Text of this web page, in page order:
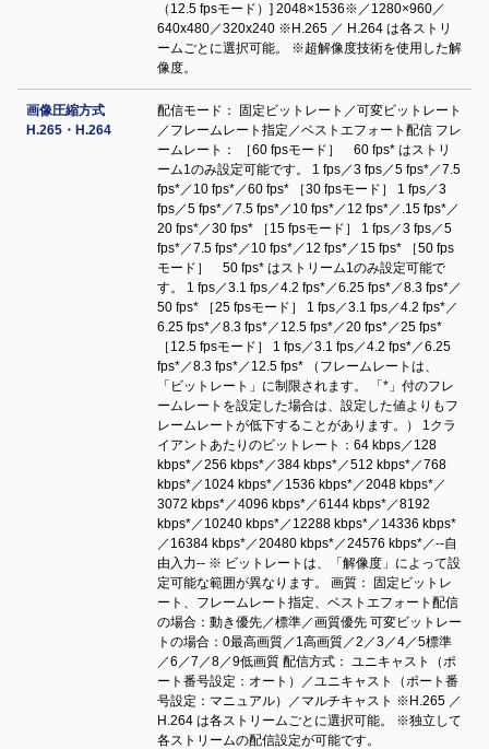
（12.5 fpsモード）] 2048×1536※／1280×960／
640x480／320x240 ※H.265 ／ H.264 は各ストリ
ームごとに選択可能。 ※超解像度技術を使用した解
像度。
画像圧縮方式
H.265・H.264
配信モード： 固定ビットレート／可変ビットレート
／フレームレート指定／ベストエフォート配信 フレ
ームレート： ［60 fpsモード］ 60 fps* はストリ
ーム1のみ設定可能です。 1 fps／3 fps／5 fps*／7.5
fps*／10 fps*／60 fps* ［30 fpsモード］ 1 fps／3
fps／5 fps*／7.5 fps*／10 fps*／12 fps*／.15 fps*／
20 fps*／30 fps* ［15 fpsモード］ 1 fps／3 fps／5
fps*／7.5 fps*／10 fps*／12 fps*／15 fps* ［50 fps
モード］ 50 fps* はストリーム1のみ設定可能で
す。 1 fps／3.1 fps／4.2 fps*／6.25 fps*／8.3 fps*／
50 fps* ［25 fpsモード］ 1 fps／3.1 fps／4.2 fps*／
6.25 fps*／8.3 fps*／12.5 fps*／20 fps*／25 fps*
［12.5 fpsモード］ 1 fps／3.1 fps／4.2 fps*／6.25
fps*／8.3 fps*／12.5 fps* （フレームレートは、
「ビットレート」に制限されます。 「*」付のフレ
ームレートを設定した場合は、設定した値よりもフ
レームレートが低下することがあります。） 1クラ
イアントあたりのビットレート：64 kbps／128
kbps*／256 kbps*／384 kbps*／512 kbps*／768
kbps*／1024 kbps*／1536 kbps*／2048 kbps*／
3072 kbps*／4096 kbps*／6144 kbps*／8192
kbps*／10240 kbps*／12288 kbps*／14336 kbps*
／16384 kbps*／20480 kbps*／24576 kbps*／--自
由入力-- ※ ビットレートは、「解像度」によって設
定可能な範囲が異なります。 画質： 固定ビットレ
ート、フレームレート指定、ベストエフォート配信
の場合：動き優先／標準／画質優先 可変ビットレー
トの場合：0最高画質／1高画質／2／3／4／5標準
／6／7／8／9低画質 配信方式： ユニキャスト（ポ
ート番号設定：オート）／ユニキャスト（ポート番
号設定：マニュアル）／マルチキャスト ※H.265 ／
H.264 は各ストリームごとに選択可能。 ※独立して
各ストリームの配信設定が可能です。